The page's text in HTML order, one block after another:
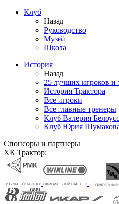
Клуб
Назад
Руководство
Музей
Школа
История
Назад
25 лучших игроков и
История Трактора
Все игроки
Все главные тренеры
Клуб Валерия
Клуб Юрия Шумакова
Спонсоры и партнеры
ХК Трактор: